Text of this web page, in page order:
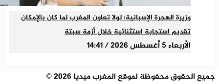
وزيرة الهجرة الإسبانية: لولا تعاون المغرب لما كان بالإمكان
تقديم استجابة استثنائية خلال أزمة سبتة
الأربعاء 5 أغسطس 2026 / 14:41
جميع الحقوق محفوظة لموقع المغرب ميديا 2026 ©